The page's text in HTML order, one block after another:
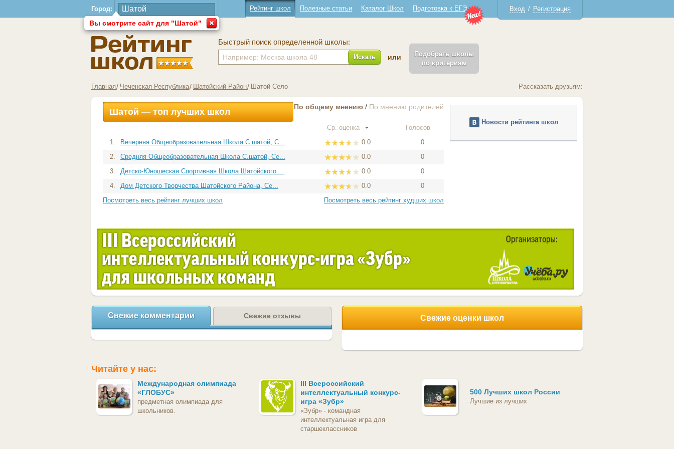
Город:
Вы смотрите сайт для "Шатой"
Вход / Регистрация
Рейтинг школ Полезные статьи Каталог Школ Подготовка к ЕГЭ
Быстрый поиск определенной школы:
Искать или
Подобрать школы
по критериям
Главная Чеченская Республика Шатойский Район Шатой Село Рассказать друзьям:
Шатой — топ лучших школ По общему мнению / По мнению родителей
Ср. оценка
Голосов
1.
Вечерняя Общеобразовательная Школа С.шатой, С... 0.0
0
2.
Средняя Общеобразовательная Школа С.шатой, Се... 0.0
0
3.
Детско-Юношеская Спортивная Школа Шатойского ... 0.0
0
4.
Дом Детского Творчества Шатойского Района, Се... 0.0
0
Посмотреть весь рейтинг лучших школ
Посмотреть весь рейтинг худших школ
Новости рейтинга школ
Свежие комментарии Свежие отзывы Свежие оценки школ
Читайте у нас:
Международная олимпиада
«ГЛОБУС»
предметная олимпиада для
школьников.
III Всероссийский
интеллектуальный конкурс-
игра «Зубр»
«Зубр» - командная
интеллектуальная игра для
старшеклассников
500 Лучших школ России
Лучшие из лучших